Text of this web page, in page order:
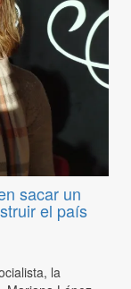
sacar un
el país
la